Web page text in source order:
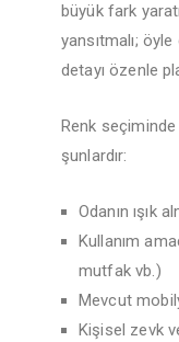
büyük fark
yansıtmalı;
detayı özenle
Renk
şunlardır:
Odanın ışık
Kullanım
mutfak vb.)
Mevcut
Kişisel zevk